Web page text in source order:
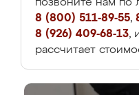
позвоните нам по
8 (800) 511-89-55,
8 (926) 409-68-13,
рассчитает